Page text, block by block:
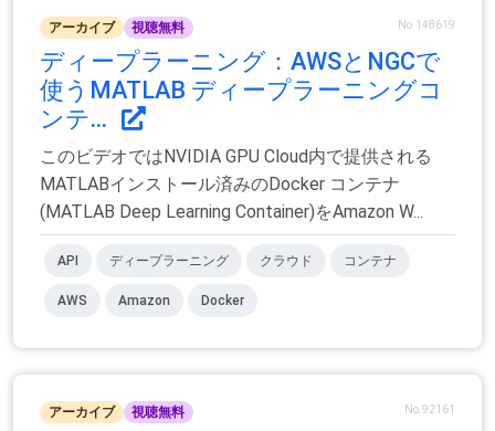
アーカイブ 視聴無料 No.148619
ディープラーニング：AWSとNGCで
使うMATLAB ディープラーニングコ
ンテ...
このビデオではNVIDIA GPU Cloud内で提供される
MATLABインストール済みのDocker コンテナ
(MATLAB Deep Learning Container)をAmazon W...
API ディープラーニング クラウド コンテナ
AWS Amazon Docker
アーカイブ 視聴無料 No.92161